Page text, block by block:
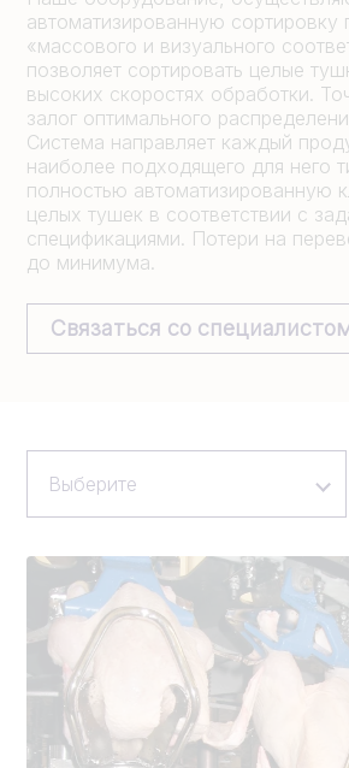
автоматизированную сортировку
«массового и визуального
позволяет сортировать целые
высоких скоростях обработки.
залог оптимального
Система направляет каждый
наиболее подходящего для него
полностью автоматизированную
целых тушек в соответствии с
спецификациями. Потери на
до минимума.
Связаться со
Выберите